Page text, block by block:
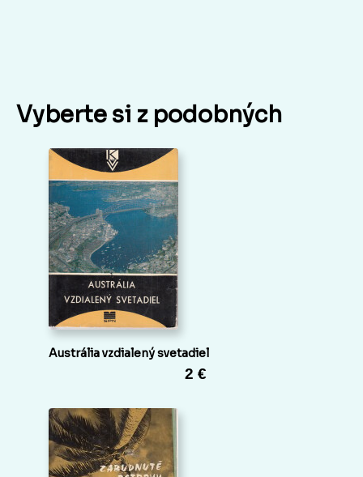
Vyberte si z podobných
Austrália vzdialený svetadiel
2 €